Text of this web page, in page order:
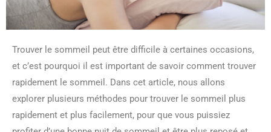
Trouver le sommeil peut être difficile à certaines occasions,
et c’est pourquoi il est important de savoir comment trouver
rapidement le sommeil. Dans cet article, nous allons
explorer plusieurs méthodes pour trouver le sommeil plus
rapidement et plus facilement, pour que vous puissiez